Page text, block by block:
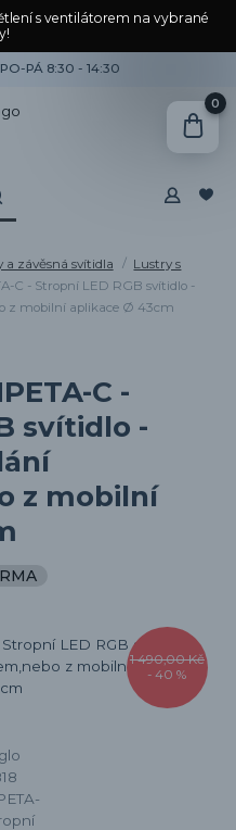
s ventilátorem na vybrané
PO-PÁ 8:30 - 14:30
0
a závěsná svítidla
Lustry s
C - Stropní LED RGB svítidlo -
z mobilní aplikace Ø 43cm
C -
svítidlo -
z mobilní
1 490,00 Kč
- 40 %